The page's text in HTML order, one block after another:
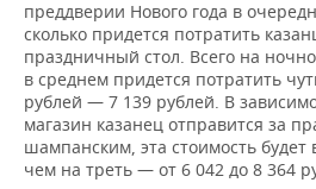
ONLINE-КОНФЕРЕНЦИИ
ОТКРЫТАЯ ЛЕКЦИЯ
ХОККЕЙ
БАСКЕТБОЛ
ВОЛЕЙБОЛ
ВЛАСТЬ
ИНФРАСТРУКТУРА
ИСТОРИЯ
СЮЖЕТЫ
СПРАВОЧНИК
СПИСОК ПЕРСОН
ПОЛНАЯ ВЕРСИЯ
преддверии Нового года в
сколько придется потратить
праздничный стол. Всего на
в среднем придется потратить
рублей — 7 139 рублей. В
магазин казанец отправится за
шампанским, эта стоимость будет
чем на треть — от 6 042 до 8 364